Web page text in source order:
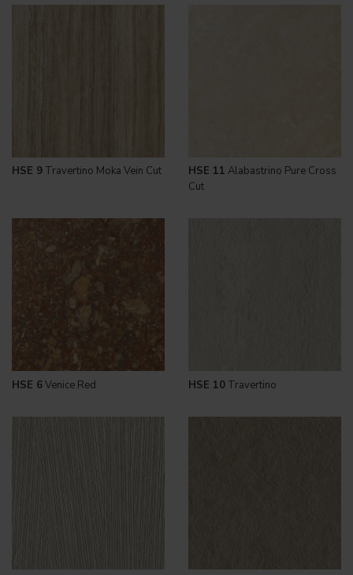
HSE 9 Travertino Moka Vein Cut HSE 11 Alabastrino Pure Cross
Cut
HSE 6Venice Red HSE 10 Travertino